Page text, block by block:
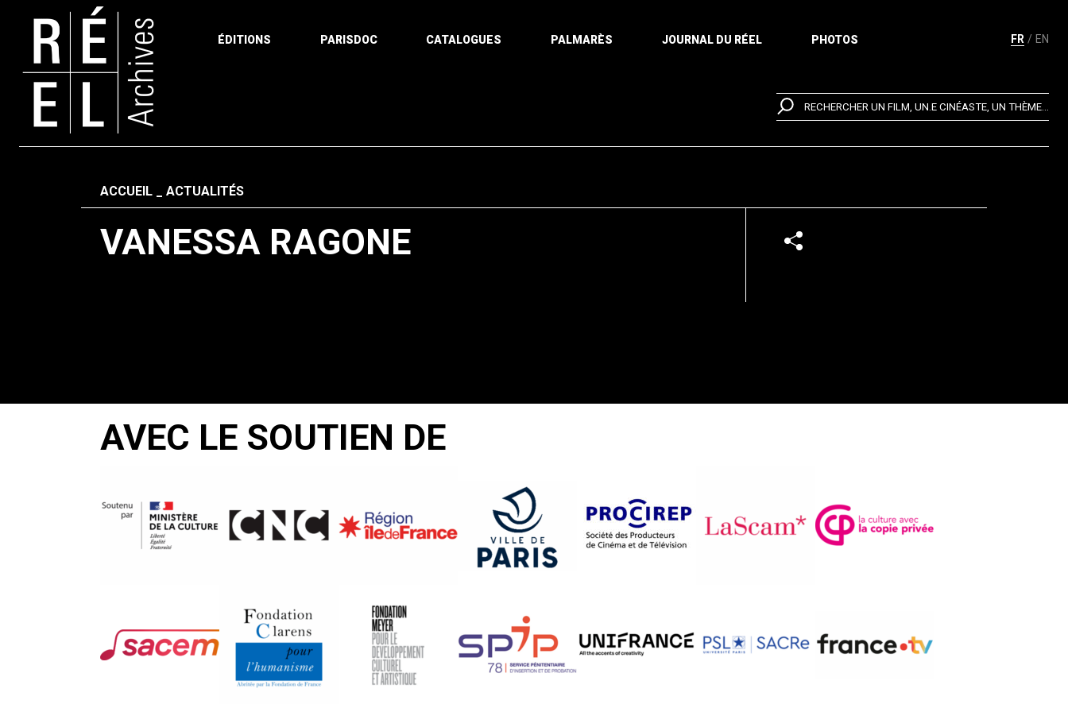
FR EN
ÉDITIONS PARISDOC CATALOGUES PALMARÈS JOURNAL DU RÉEL PHOTOS
RECHERCHER UN FILM, UN.E CINÉASTE, UN THÈME...
Fil d'ariane
ACCUEIL ACTUALITÉS
VANESSA RAGONE
AVEC LE SOUTIEN DE